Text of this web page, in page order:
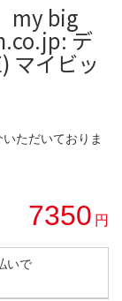
my big
デ
マイビッ
ただいておりま
7350 円
いで